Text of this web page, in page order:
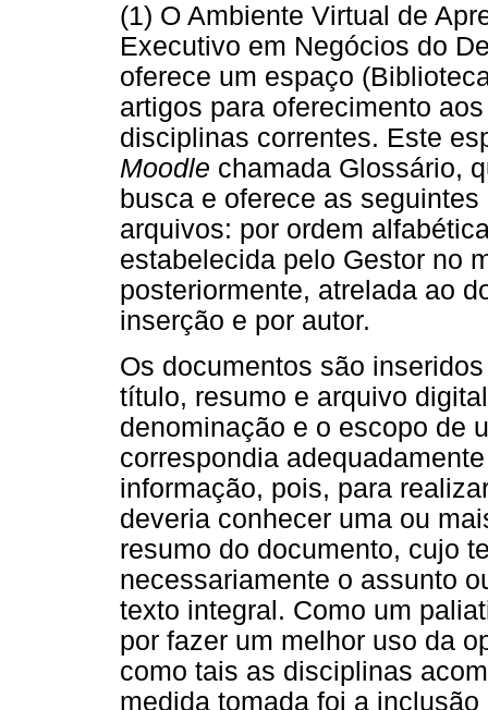
(1) O Ambiente Virtual de
Executivo em Negócios do
oferece um espaço
artigos para oferecimento
disciplinas correntes. Este
Moodle chamada Glossário,
busca e oferece as
arquivos: por ordem
estabelecida pelo Gestor no
posteriormente, atrelada ao
inserção e por autor.
Os documentos são
título, resumo e arquivo
denominação e o escopo de
correspondia
informação, pois, para
deveria conhecer uma ou
resumo do documento, cujo
necessariamente o assunto
texto integral. Como um
por fazer um melhor uso da
como tais as disciplinas
medida tomada foi a